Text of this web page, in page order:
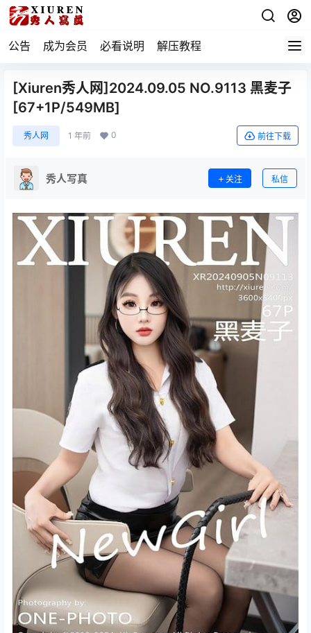
公告 成为会员 必看说明 解压教程
[Xiuren秀人网]2024.09.05 NO.9113 黑麦子
[67+1P/549MB]
秀人网 1 年前 0 前往下载
秀人写真 关注 私信